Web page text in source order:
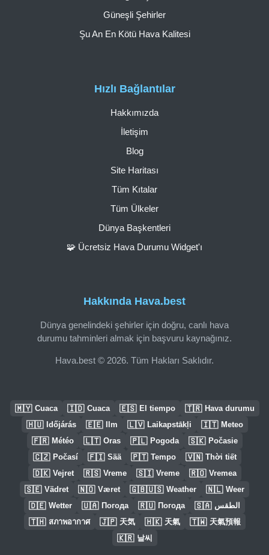
Hakkında Hava.best
Dünya genelindeki şehirler için doğru, canlı hava
durumu tahminleri almak için başvuru kaynağınız.
Hava.best © 2026. Tüm Hakları Saklıdır.
Hızlı Bağlantılar
Hakkımızda
İletişim
Blog
Site Haritası
Tüm Kıtalar
Tüm Ülkeler
Dünya Başkentleri
🧩 Ücretsiz Hava Durumu Widget'ı
Güneşli Şehirler
Şu An En Kötü Hava Kalitesi
🇲🇾 Cuaca 🇮🇩 Cuaca 🇪🇸 El tiempo 🇹🇷 Hava durumu
🇭🇺 Időjárás 🇪🇪 Ilm 🇱🇻 Laikapstākļi 🇮🇹 Meteo
🇫🇷 Météo 🇱🇹 Oras 🇵🇱 Pogoda 🇸🇰 Počasie
🇨🇿 Počasí 🇫🇮 Sää 🇵🇹 Tempo 🇻🇳 Thời tiết
🇩🇰 Vejret 🇷🇸 Vreme 🇸🇮 Vreme 🇷🇴 Vremea
🇸🇪 Vädret 🇳🇴 Været 🇬🇧🇺🇸 Weather 🇳🇱 Weer
🇩🇪 Wetter 🇺🇦 Погода 🇷🇺 Погода 🇸🇦 الطقس
🇹🇭 สภาพอากาศ 🇯🇵 天気 🇭🇰 天氣 🇹🇼 天氣預報
🇰🇷 날씨